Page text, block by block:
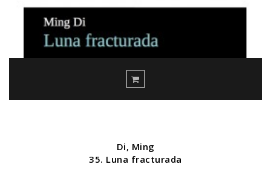
Di, Ming
35. Luna fracturada